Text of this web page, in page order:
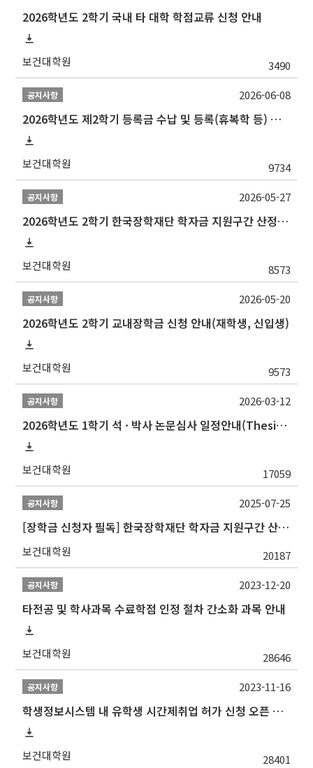
2026학년도 2학기 국내 타 대학 학점교류 신청 안내
보건대학원 3490
공지사항
2026학년도 제2학기 등록금 수납 및 등록(휴복학 등) 일정 안내
보건대학원 9734
2026-06-08
공지사항
2026학년도 2학기 한국장학재단 학자금 지원구간 산정 신청 안내
보건대학원 8573
2026-05-27
공지사항
2026학년도 2학기 교내장학금 신청 안내(재학생, 신입생)
보건대학원 9573
2026-05-20
공지사항
2026학년도 1학기 석 · 박사 논문심사 일정안내(Thesis Defense Schedules)
보건대학원 17059
2026-03-12
공지사항
[장학금 신청자 필독] 한국장학재단 학자금 지원구간 산정 권고
보건대학원 20187
2025-07-25
공지사항
타전공 및 학사과목 수료학점 인정 절차 간소화 과목 안내
보건대학원 28646
2023-12-20
공지사항
학생정보시스템 내 유학생 시간제취업 허가 신청 오픈 안내
보건대학원 28401
2023-11-16